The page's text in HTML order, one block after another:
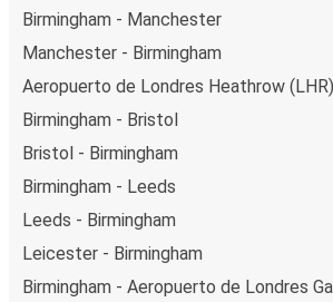
Birmingham - Manchester
Manchester - Birmingham
Aeropuerto de Londres Heathrow
Birmingham - Bristol
Bristol - Birmingham
Birmingham - Leeds
Leeds - Birmingham
Leicester - Birmingham
Birmingham - Aeropuerto de Londres